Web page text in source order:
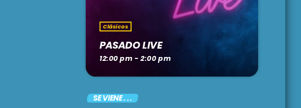
Clásicos
PASADO LIVE
12:00 pm - 2:00 pm
SE VIENE . . .